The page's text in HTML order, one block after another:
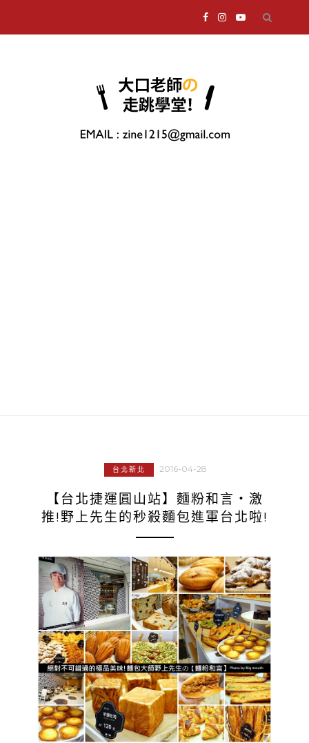
台北新北 2016-04-28
【台北捷運圓山站】麵粉和言‧激
推!野上先生的秒殺麵包進軍台北啦!